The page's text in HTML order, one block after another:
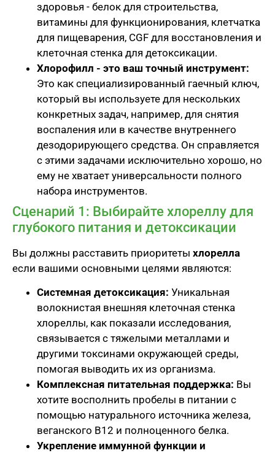
здоровья - белок для строительства,
витамины для функционирования, клетчатка
для пищеварения, CGF для восстановления и
клеточная стенка для детоксикации.
Хлорофилл - это ваш точный инструмент:
Это как специализированный гаечный ключ,
который вы используете для нескольких
конкретных задач, например, для снятия
воспаления или в качестве внутреннего
дезодорирующего средства. Он справляется
с этими задачами исключительно хорошо, но
ему не хватает универсальности полного
набора инструментов.
Сценарий 1: Выбирайте хлореллу для
глубокого питания и детоксикации
Вы должны расставить приоритеты хлорелла
если вашими основными целями являются:
Системная детоксикация: Уникальная
волокнистая внешняя клеточная стенка
хлореллы, как показали исследования,
связывается с тяжелыми металлами и
другими токсинами окружающей среды,
помогая выводить их из организма.
Комплексная питательная поддержка: Вы
хотите восполнить пробелы в питании с
помощью натурального источника железа,
веганского B12 и полноценного белка.
Укрепление иммунной функции и